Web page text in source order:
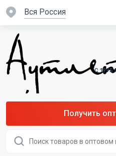
вся Россия
C 1995
Получить
товаров